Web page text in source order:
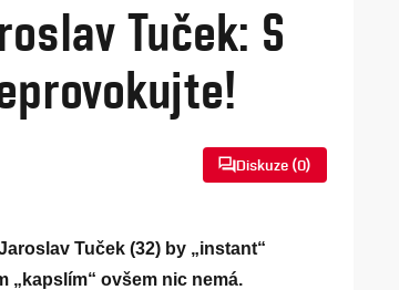
Tuček: S
Diskuze (0)
Tuček (32) by „instant“
„kapslím“ ovšem nic nemá.